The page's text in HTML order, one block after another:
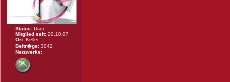
Status: User
Mitglied seit: 20.10.07
Ort: Keller
Beitr�ge: 3042
Netzwerke: